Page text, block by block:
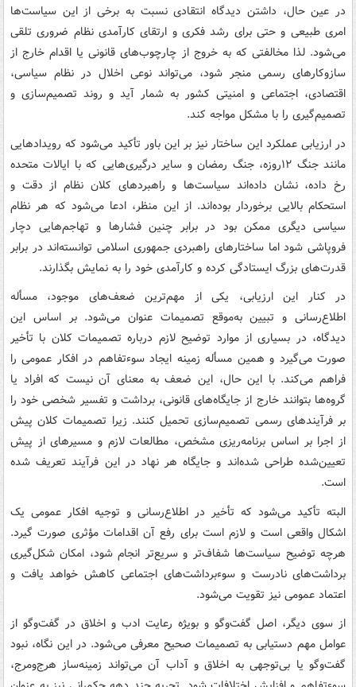
در عین حال، داشتن دیدگاه انتقادی نسبت به برخی از این سیاست‌ها
امری طبیعی و حتی برای رشد فکری و ارتقای کارآمدی نظام ضروری تلقی
می‌شود. لذا مخالفتی که به خروج از چارچوب‌های قانونی یا اقدام خارج از
سازوکارهای رسمی منجر شود، می‌تواند نوعی اخلال در نظام سیاسی،
اقتصادی، اجتماعی و امنیتی کشور به شمار آید و روند تصمیم‌سازی و
تصمیم‌گیری را با مشکل مواجه کند.
در ارزیابی عملکرد این ساختار نیز بر این باور تأکید می‌شود که رویدادهایی
مانند جنگ ۱۲روزه، جنگ رمضان و سایر درگیری‌هایی که با ایالات متحده
رخ داده، نشان داده‌اند سیاست‌ها و راهبردهای کلان نظام از دقت و
استحکام بالایی برخوردار بوده‌اند. از این منظر، ادعا می‌شود که هر نظام
سیاسی دیگری ممکن بود در برابر چنین فشارها و تهاجم‌هایی دچار
فروپاشی شود اما ساختارهای راهبردی جمهوری اسلامی توانسته‌اند در برابر
قدرت‌های بزرگ ایستادگی کرده و کارآمدی خود را به نمایش بگذارند.
در کنار این ارزیابی، یکی از مهم‌ترین ضعف‌های موجود، مسأله
اطلاع‌رسانی و تبیین به‌موقع تصمیمات عنوان می‌شود. بر اساس این
دیدگاه، در بسیاری از موارد توضیح لازم درباره تصمیمات کلان با تأخیر
صورت می‌گیرد و همین مسأله زمینه ایجاد سوءتفاهم در افکار عمومی را
فراهم می‌کند. با این حال، این ضعف به معنای آن نیست که افراد یا
گروه‌ها بتوانند خارج از جایگاه‌های قانونی، برداشت و تفسیر شخصی خود را
بر فرآیندهای رسمی تصمیم‌سازی تحمیل کنند. زیرا تصمیمات کلان پیش
از اجرا بر اساس برنامه‌ریزی مشخص، مطالعات لازم و مسیرهای از پیش
تعیین‌شده طراحی شده‌اند و جایگاه هر نهاد در این فرآیند تعریف شده
است.
البته تأکید می‌شود که تأخیر در اطلاع‌رسانی و توجیه افکار عمومی یک
اشکال واقعی است و لازم است برای رفع آن اقدامات مؤثری صورت گیرد.
هرچه توضیح سیاست‌ها شفاف‌تر و سریع‌تر انجام شود، امکان شکل‌گیری
برداشت‌های نادرست و سوءبرداشت‌های اجتماعی کاهش خواهد یافت و
اعتماد عمومی نیز تقویت می‌شود.
از سوی دیگر، اصل گفت‌وگو و بویژه رعایت ادب و اخلاق در گفت‌وگو از
عوامل مهم دستیابی به تصمیمات صحیح معرفی می‌شود. در این نگاه، نبود
گفت‌وگو یا بی‌توجهی به اخلاق و آداب آن می‌تواند زمینه‌ساز هرج‌ومرج،